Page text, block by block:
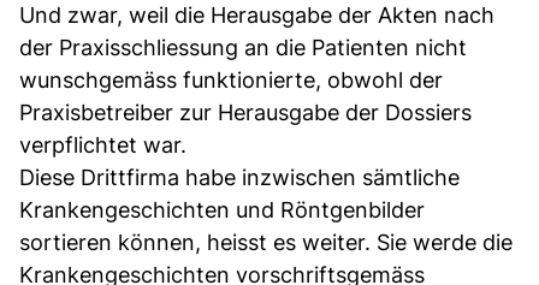
Und zwar, weil die Herausgabe der Akten nach
der Praxisschliessung an die Patienten nicht
wunschgemäss funktionierte, obwohl der
Praxisbetreiber zur Herausgabe der Dossiers
verpflichtet war.
Diese Drittfirma habe inzwischen sämtliche
Krankengeschichten und Röntgenbilder
sortieren können, heisst es weiter. Sie werde die
Krankengeschichten vorschriftsgemäss